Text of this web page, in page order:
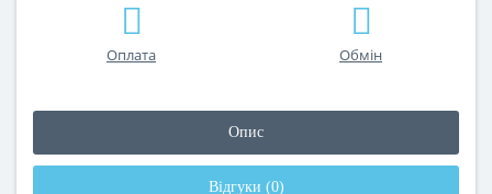
Оплата Обмін
Опис
Відгуки (0)